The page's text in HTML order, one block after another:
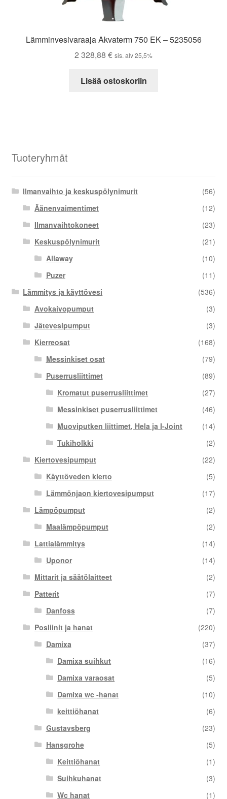
Lämminvesivaraaja Akvaterm 750 EK – 5235056
2 328,88 € sis. alv 25,5%
Lisää ostoskoriin
Tuoteryhmät
Ilmanvaihto ja keskuspölynimurit
(56)
Äänenvaimentimet
(12)
Ilmanvaihtokoneet
(23)
Keskuspölynimurit
(21)
Allaway
(10)
Puzer
(11)
Lämmitys ja käyttövesi
(536)
Avokaivopumput
(3)
Jätevesipumput
(3)
Kierreosat
(168)
Messinkiset osat
(79)
Puserrusliittimet
(89)
Kromatut puserrusliittimet
(27)
Messinkiset puserrusliittimet
(46)
Muoviputken liittimet, Hela ja I-Joint
(14)
Tukiholkki
(2)
Kiertovesipumput
(22)
Käyttöveden kierto
(5)
Lämmönjaon kiertovesipumput
(17)
Lämpöpumput
(2)
Maalämpöpumput
(2)
Lattialämmitys
(14)
Uponor
(14)
Mittarit ja säätölaitteet
(2)
Patterit
(7)
Danfoss
(7)
Posliinit ja hanat
(220)
Damixa
(37)
Damixa suihkut
(16)
Damixa varaosat
(5)
Damixa wc -hanat
(10)
keittiöhanat
(6)
Gustavsberg
(23)
Hansgrohe
(5)
Keittiöhanat
(1)
Suihkuhanat
(3)
Wc hanat
(1)